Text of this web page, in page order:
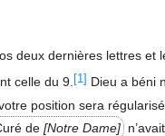
deux dernières lettres et
celle du 9. [1] Dieu a béni
position sera
de Notre Dame
n’avait